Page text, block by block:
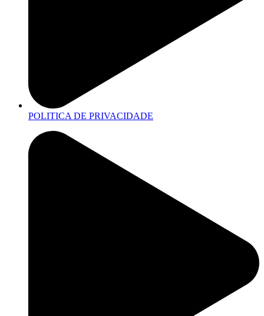
POLITICA DE PRIVACIDADE